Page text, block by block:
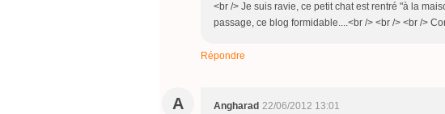
<br /> Je suis ravie, ce petit chat est rentré "à la
passage, ce blog formidable....<br /> <br /> <br />
Répondre
A Angharad 22/06/2012 13:01